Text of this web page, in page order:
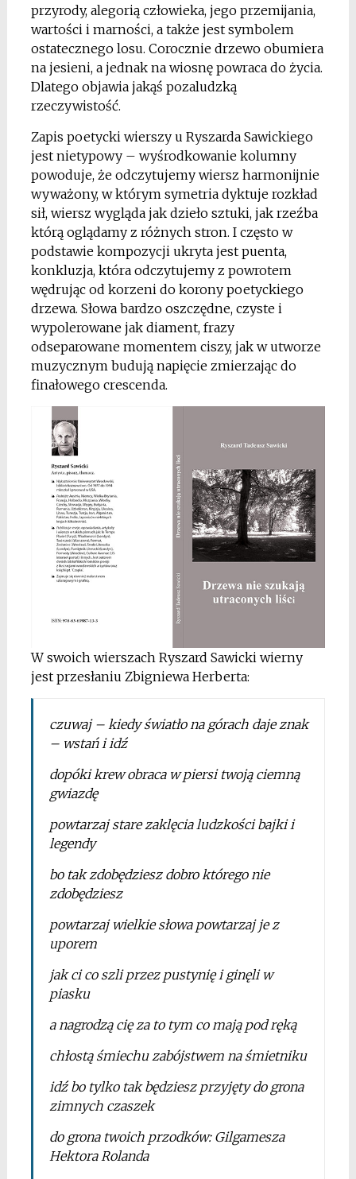
przyrody, alegorią człowieka, jego przemijania,
wartości i marności, a także jest symbolem
ostatecznego losu. Corocznie drzewo obumiera
na jesieni, a jednak na wiosnę powraca do życia.
Dlatego objawia jakąś pozaludzką
rzeczywistość.
Zapis poetycki wierszy u Ryszarda Sawickiego
jest nietypowy – wyśrodkowanie kolumny
powoduje, że odczytujemy wiersz harmonijnie
wyważony, w którym symetria dyktuje rozkład
sił, wiersz wygląda jak dzieło sztuki, jak rzeźba
którą oglądamy z różnych stron. I często w
podstawie kompozycji ukryta jest puenta,
konkluzja, która odczytujemy z powrotem
wędrując od korzeni do korony poetyckiego
drzewa. Słowa bardzo oszczędne, czyste i
wypolerowane jak diament, frazy
odseparowane momentem ciszy, jak w utworze
muzycznym budują napięcie zmierzając do
finałowego crescenda.
W swoich wierszach Ryszard Sawicki wierny
jest przesłaniu Zbigniewa Herberta:
czuwaj – kiedy światło na górach daje znak
– wstań i idź
dopóki krew obraca w piersi twoją ciemną
gwiazdę
powtarzaj stare zaklęcia ludzkości bajki i
legendy
bo tak zdobędziesz dobro którego nie
zdobędziesz
powtarzaj wielkie słowa powtarzaj je z
uporem
jak ci co szli przez pustynię i ginęli w
piasku
a nagrodzą cię za to tym co mają pod ręką
chłostą śmiechu zabójstwem na śmietniku
idź bo tylko tak będziesz przyjęty do grona
zimnych czaszek
do grona twoich przodków: Gilgamesza
Hektora Rolanda